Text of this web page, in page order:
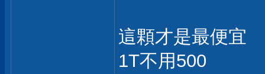
這顆才是最便宜
1T不用500